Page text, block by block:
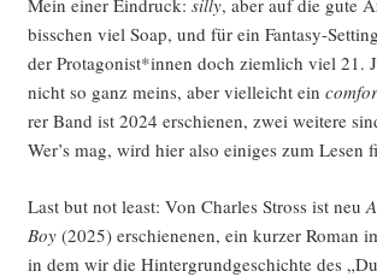
Mein einer Ein­druck: sil­ly, aber auf die gute
biss­chen viel Soap, und für ein Fan­ta­sy-
der Protagonist*innen doch ziem­lich viel 21.
nicht so ganz meins, aber viel­leicht ein
rer Band ist 2024 erschie­nen, zwei wei­te­re
Wer’s mag, wird hier also eini­ges zum Lesen
Last but not least: Von Charles Stross ist neu
Boy(2025) erschie­ne­nen, ein kur­zer Roman
in dem wir die Hin­ter­grund­ge­schich­te des